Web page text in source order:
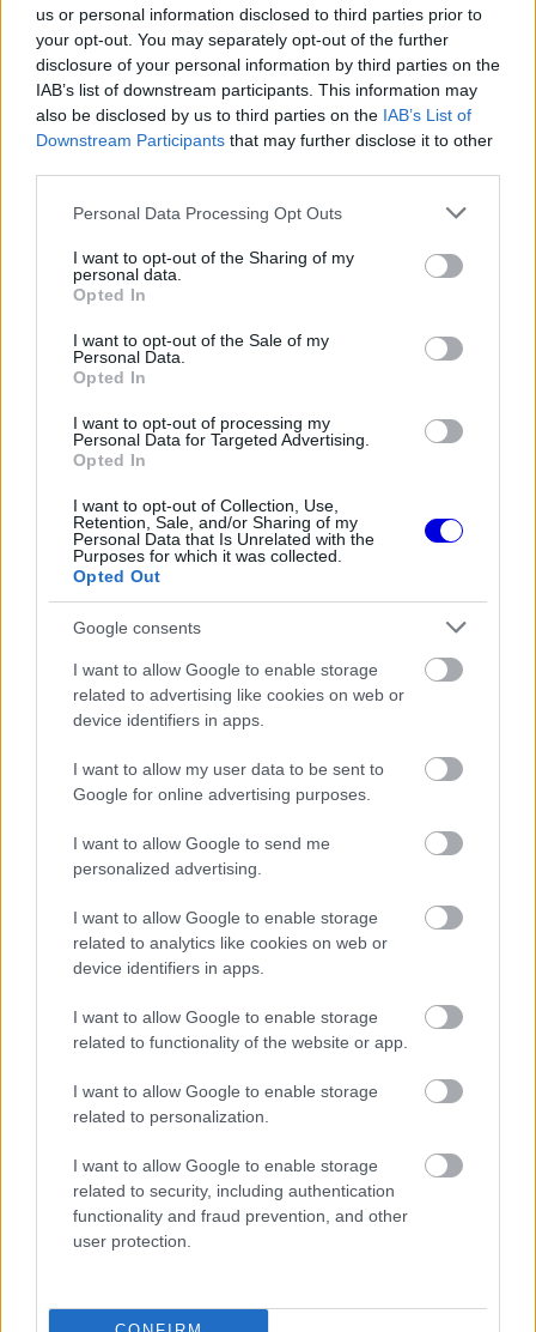
us or personal information disclosed to third parties prior to
your opt-out. You may separately opt-out of the further
disclosure of your personal information by third parties on the
IAB’s list of downstream participants. This information may
also be disclosed by us to third parties on the IAB’s List of
Downstream Participants that may further disclose it to other
Please note that this website/app uses one or more Google
not limited to your visit or usage behaviour. You may click to
grant or deny consent to Google and its third-party tags to
use your data for below specified purposes in below Google
consent section.
Personal Data Processing Opt Outs
I want to opt-out of the Sharing of my
personal data.
Opted In
I want to opt-out of the Sale of my
Personal Data.
Opted In
I want to opt-out of processing my
Personal Data for Targeted Advertising.
Opted In
I want to opt-out of Collection, Use,
Retention, Sale, and/or Sharing of my
Personal Data that Is Unrelated with the
Purposes for which it was collected.
Opted Out
Google consents
I want to allow Google to enable storage
related to advertising like cookies on web or
device identifiers in apps.
I want to allow my user data to be sent to
Google for online advertising purposes.
I want to allow Google to send me
personalized advertising.
I want to allow Google to enable storage
related to analytics like cookies on web or
device identifiers in apps.
I want to allow Google to enable storage
related to functionality of the website or app.
I want to allow Google to enable storage
related to personalization.
I want to allow Google to enable storage
related to security, including authentication
functionality and fraud prevention, and other
user protection.
készenlétben. Az amerikai alakulatnál sem
aprózták el a dolgot, hiszen Rio Hirakawa mellett
a frissen igazolt Jack Doohan is rendelkezésre áll
majd, ha szükség lenne rá.
EZEKET IS AJÁNLJUK
Verstappentől tanult
FORMA-1
Montoya átlátott Verstappen
Fájdalmas döntésre készül a Red
Bull az új szabályok miatt
Red Bull családnál a már jól bevált, házon belüli
megoldást választották. Júki Cunoda egyedülálló
szerepkörben tetszeleghet idén, mivel ő az
egyetlen, aki két csapatnál is betölti a tartalékos
hogy beugorjon, amennyiben a Red Bullnál vagy a
Racing Bullsnál üresedés támadna egy
versenyhétvégén, ami az energiaital-gyárosok
programját ismerve bevett szokásnak számít.
Fontos azonban megjegyezni, hogy a
szól, ugyanis többen aktív versenyprogramot
futnak más bajnokságokban is. Ez logisztikai